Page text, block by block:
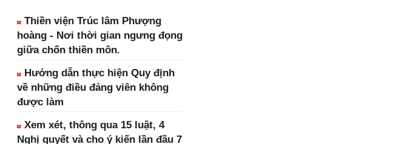
Thiền viện Trúc lâm Phượng
hoàng - Nơi thời gian ngưng đọng
giữa chốn thiền môn.
Hướng dẫn thực hiện Quy định
về những điều đảng viên không
được làm
Xem xét, thông qua 15 luật, 4
Nghị quyết và cho ý kiến lần đầu 7